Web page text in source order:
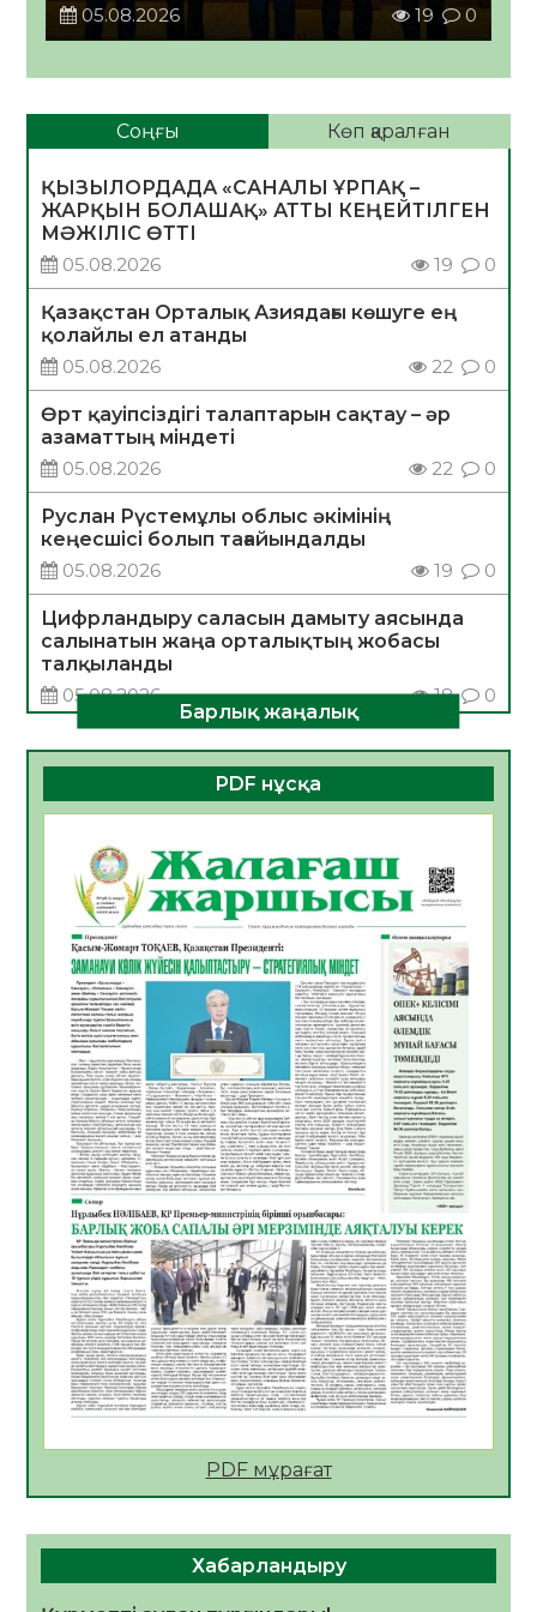
05.08.2026 19 0
Соңғы Көп қаралған
ҚЫЗЫЛОРДАДА «САНАЛЫ ҰРПАҚ –
ЖАРҚЫН БОЛАШАҚ» АТТЫ КЕҢЕЙТІЛГЕН
МӘЖІЛІС ӨТТІ
05.08.2026
19 0
Қазақстан Орталық Азиядағы көшуге ең
қолайлы ел атанды
05.08.2026
22 0
Өрт қауіпсіздігі талаптарын сақтау – әр
азаматтың міндеті
05.08.2026
22 0
Руслан Рүстемұлы облыс әкімінің
кеңесшісі болып тағайындалды
05.08.2026
19 0
Цифрландыру саласын дамыту аясында
салынатын жаңа орталықтың жобасы
талқыланды
05.08.2026
18 0
құралдарының таныстырылымы өтті
05.08.2026
19 0
Қазақстандықтардың 72,3%-ы жаңа
Құрылтай үшін дауыс беруге дайын
05.08.2026
21
ӘРБІР ДАУЫС – ҚОҒАМ ДАМУЫНА
ҚОСЫЛҒАН ҮЛЕС
05.08.2026
27
ҚҰРЫЛТАЙ САЙЛАУЫ – БІРЛІК ПЕН
ЖАУАПКЕРШІЛІККЕ БАСТАЙТЫН ҚАДАМ
05.08.2026
26
Мектептен – Ұлттық ұлан сапына
04.08.2026
36
Үкіметтік емес ұйымдарға арналған
сыйлықақы конкурсына өтінім қабылдау
басталды
04.08.2026
40
Үкіметте Президенттің отандық тауарды
қолдау жөніндегі тапсырмаларының
жүзеге асырылу барысы қаралуда
Жазғы лагерьде оқушылармен
профилактикалық кездесу өтті
04.08.2026
48 0
Құрылтай: Қызылордада 1344 комиссия
мүшесінің білімі жетілдіріледі
Барлық жаңалық
PDF нұсқа
PDF мұрағат
Хабарландыру